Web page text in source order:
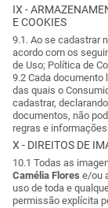
IX -
E COOKIES
9.1. Ao se cadastrar
acordo com os
de Uso; Política de
9.2 Cada
das quais o
cadastrar,
documentos, não
regras e
X - DIREITOS DE
10.1 Todas as
Camélia Flores e/ou
uso de toda e
permissão explícita